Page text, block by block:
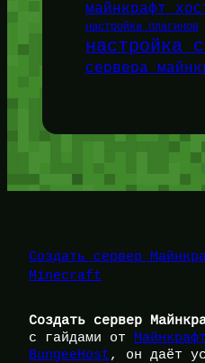
майнкрафт
настройка плагинов
настройка
сервера
Создать сервер
Minecraft
Создать сервер
с гайдами от
BungeeHost, он даёт